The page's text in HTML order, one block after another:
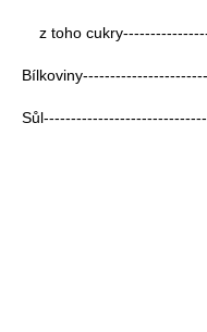
z toho